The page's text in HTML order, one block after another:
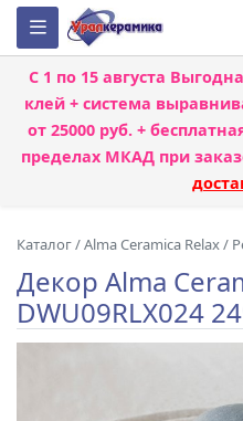
С 1 по 15 августа
клей + система
от 25000 руб. +
пределах МКАД при
Каталог/Alma Ceramica Relax/
Декор Alma
DWU09RLX024